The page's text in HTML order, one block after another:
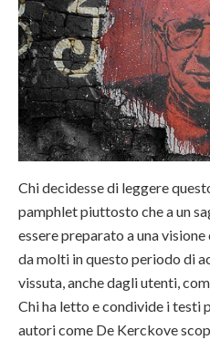
Chi decidesse di leggere
pamphlet piuttosto che a un
essere preparato a una
da molti in questo periodo di
vissuta, anche dagli utenti,
Chi ha letto e condivide i testi
autori come De Kerckove